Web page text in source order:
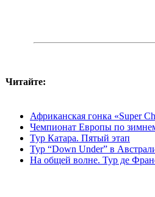
Читайте:
Африканская гонка «Super
Чемпионат Европы по
Тур Катара. Пятый этап
Тур “Down Under” в
На общей волне. Тур де